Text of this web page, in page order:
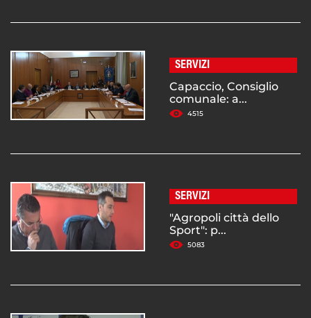
SERVIZI
Capaccio, Consiglio
comunale: a...
4515
SERVIZI
"Agropoli città dello
Sport": p...
5083